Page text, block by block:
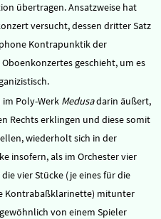
übertragen. Ansatzweise hat
versucht, dessen dritter Satz
Kontrapunktik der
geschieht, um es
Poly-Werk Medusadarin äußert,
Rechts erklingen und diese somit
wiederholt sich in der
insofern, als im Orchester vier
vier Stücke (je eines für die
Kontrabaßklarinette) mitunter
von einem Spieler